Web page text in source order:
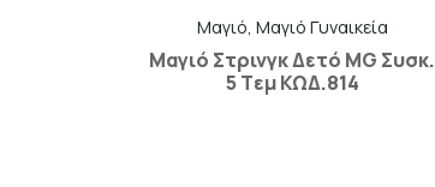
Μαγιό, Μαγιό Γυναικεία
Μαγιό Στρινγκ Δετό MG Συσκ.
5 Tεμ ΚΩΔ.814